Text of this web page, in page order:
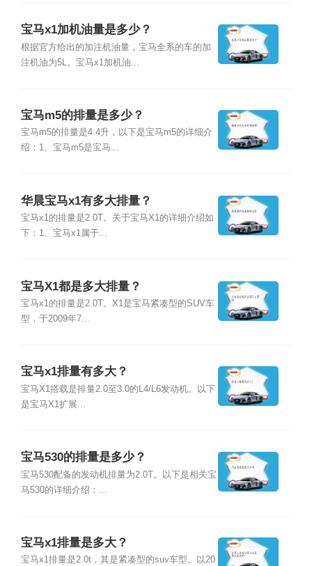
宝马x1加机油量是多少？
根据官方给出的加注机油量，宝马全系的车的加
注机油为5L。宝马x1加机油...
宝马m5的排量是多少？
宝马m5的排量是4.4升，以下是宝马m5的详细介
绍：1、宝马m5是宝马...
华晨宝马x1有多大排量？
宝马x1的排量是2.0T。关于宝马X1的详细介绍如
下：1、宝马x1属于...
宝马X1都是多大排量？
宝马x1的排量是2.0T。X1是宝马紧凑型的SUV车
型，于2009年7...
宝马x1排量有多大？
宝马X1搭载是排量2.0至3.0的L4/L6发动机。以下
是宝马X1扩展...
宝马530的排量是多少？
宝马530配备的发动机排量为2.0T。以下是相关宝
马530的详细介绍：...
宝马x1排量是多大？
宝马x1排量是2.0t，其是紧凑型的suv车型。以20